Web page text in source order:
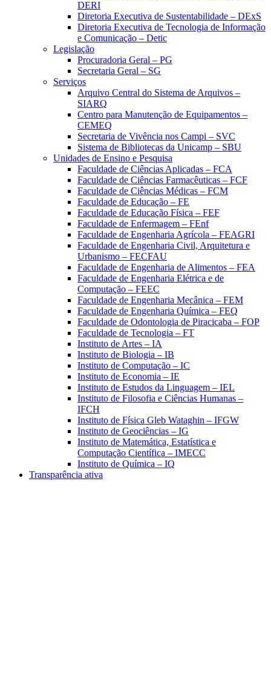
DERI
Diretoria Executiva de Sustentabilidade – DExS
Diretoria Executiva de Tecnologia de Informação
e Comunicação – Detic
Legislação
Procuradoria Geral – PG
Secretaria Geral – SG
Serviços
Arquivo Central do Sistema de Arquivos –
SIARQ
Centro para Manutenção de Equipamentos –
CEMEQ
Secretaria de Vivência nos Campi – SVC
Sistema de Bibliotecas da Unicamp – SBU
Unidades de Ensino e Pesquisa
Faculdade de Ciências Aplicadas – FCA
Faculdade de Ciências Farmacêuticas – FCF
Faculdade de Ciências Médicas – FCM
Faculdade de Educação – FE
Faculdade de Educação Física – FEF
Faculdade de Enfermagem – FEnf
Faculdade de Engenharia Agrícola – FEAGRI
Faculdade de Engenharia Civil, Arquitetura e
Urbanismo – FECFAU
Faculdade de Engenharia de Alimentos – FEA
Faculdade de Engenharia Elétrica e de
Computação – FEEC
Faculdade de Engenharia Mecânica – FEM
Faculdade de Engenharia Química – FEQ
Faculdade de Odontologia de Piracicaba – FOP
Faculdade de Tecnologia – FT
Instituto de Artes – IA
Instituto de Biologia – IB
Instituto de Computação – IC
Instituto de Economia – IE
Instituto de Estudos da Linguagem – IEL
Instituto de Filosofia e Ciências Humanas –
IFCH
Instituto de Física Gleb Wataghin – IFGW
Instituto de Geociências – IG
Instituto de Matemática, Estatística e
Computação Científica – IMECC
Instituto de Química – IQ
Transparência ativa